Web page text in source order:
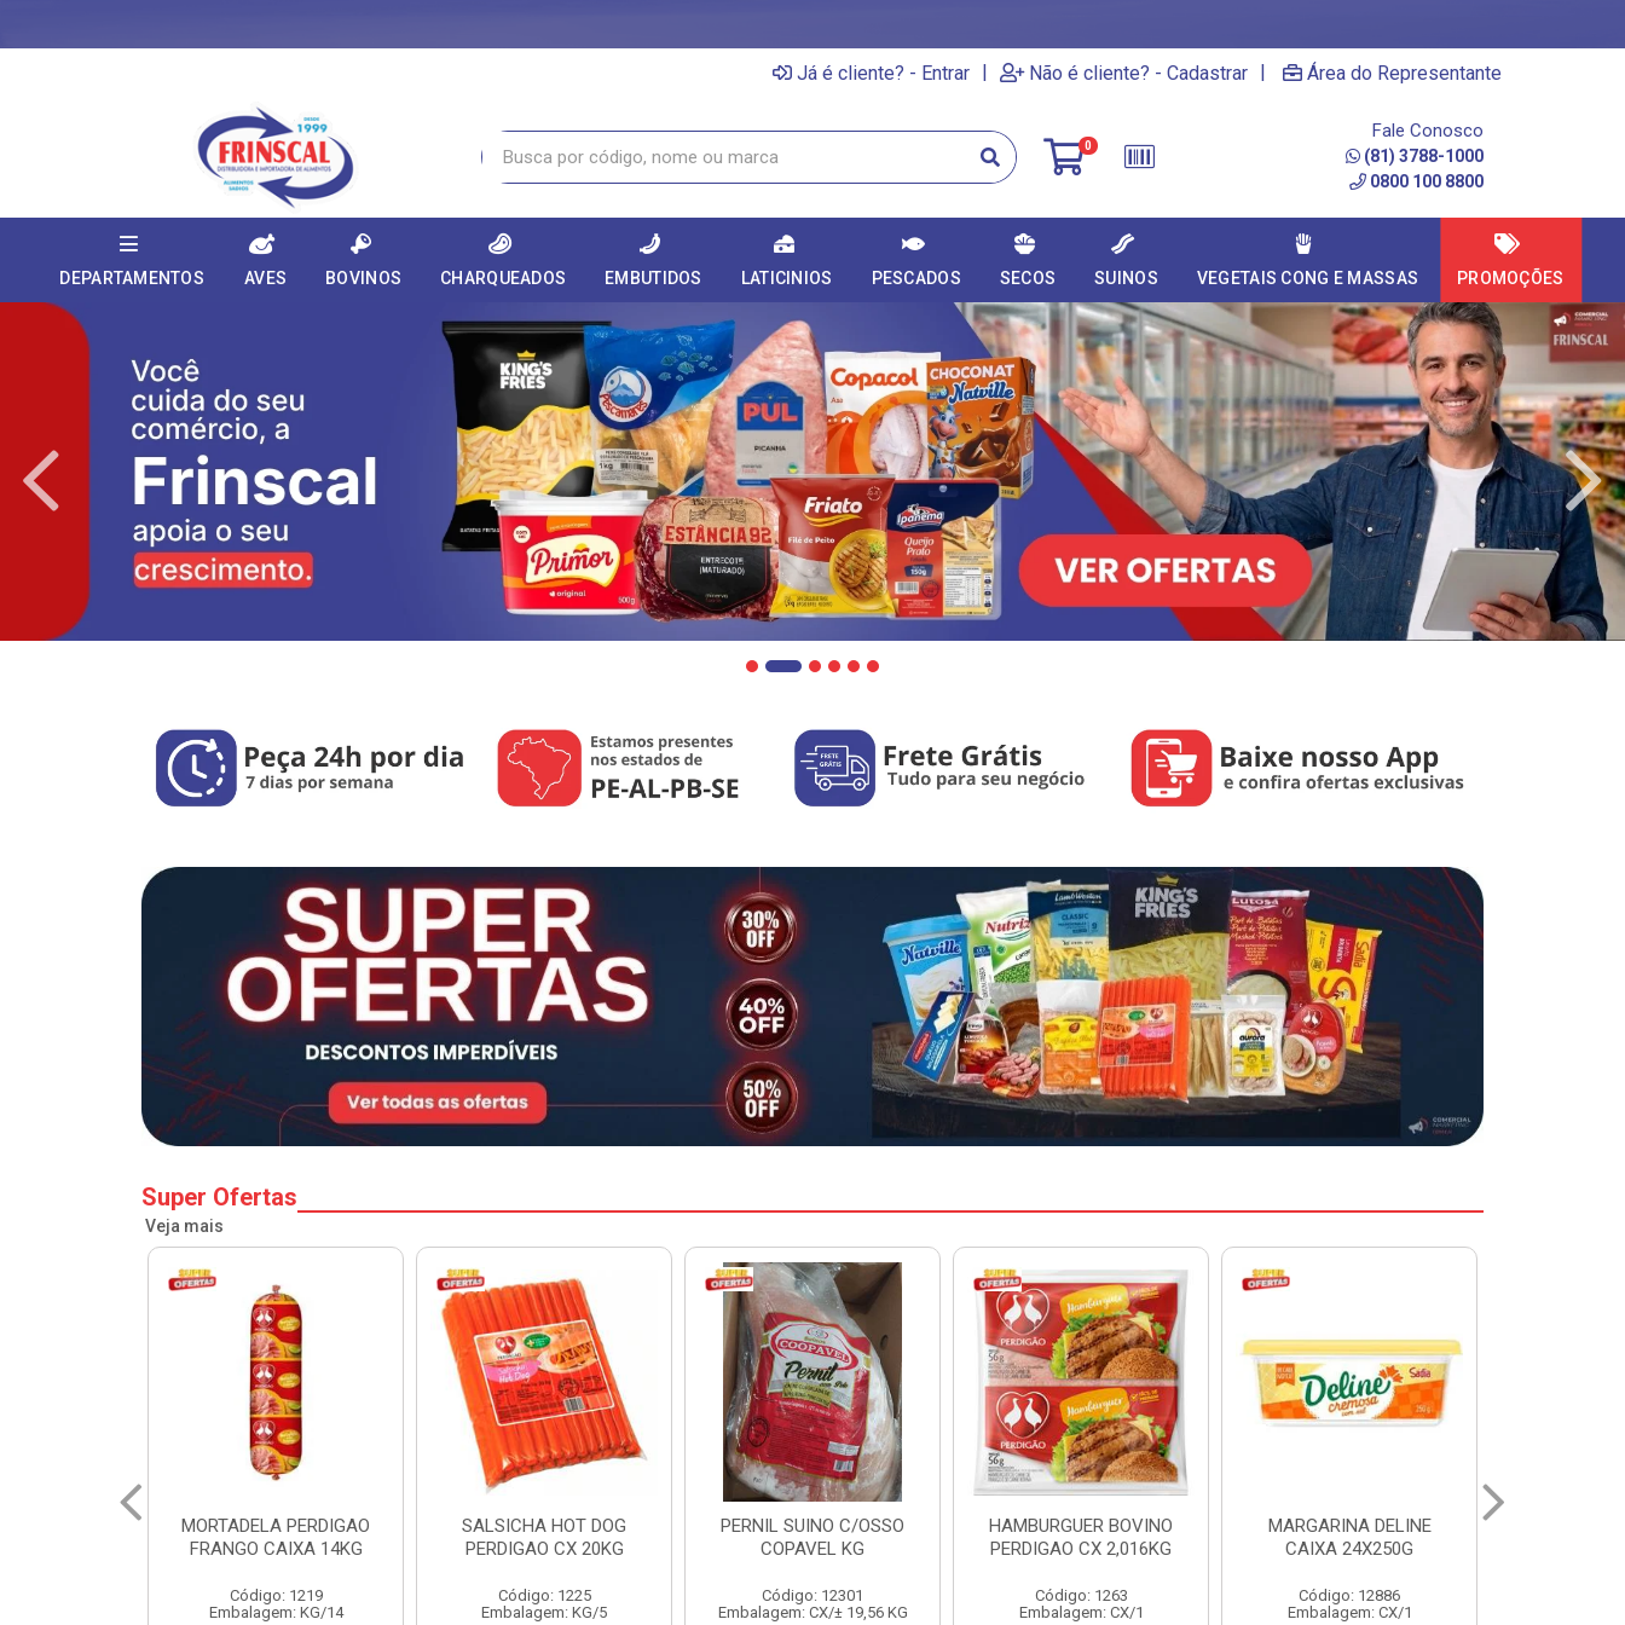
Já é cliente? - Entrar | Não é cliente? - Cadastrar | Área do Representante
0
Fale Conosco
(81) 3788-1000
0800 100 8800
DEPARTAMENTOS AVES BOVINOS CHARQUEADOS EMBUTIDOS LATICINIOS PESCADOS SECOS SUINOS VEGETAIS CONG E MASSAS PROMOÇÕES
Super Ofertas
Veja mais
SALSICHA HOT DOG
PERDIGAO CX 20KG
Código: 1225
Embalagem: KG/5
PERNIL SUINO C/OSSO
COPAVEL KG
Código: 12301
Embalagem: CX/± 19,56 KG
HAMBURGUER BOVINO
PERDIGAO CX 2,016KG
Código: 1263
Embalagem: CX/1
MARGARINA DELINE
CAIXA 24X250G
Código: 12886
Embalagem: CX/1
MARGARINA DELINE
CAIXA 12X500G
Código: 12887
Embalagem: CX/1